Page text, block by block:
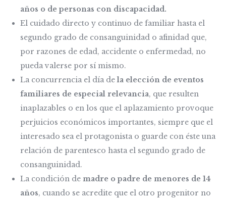
años o de personas con discapacidad.
El cuidado directo y continuo de familiar hasta el
segundo grado de consanguinidad o afinidad que,
por razones de edad, accidente o enfermedad, no
pueda valerse por sí mismo.
La concurrencia el día dela elección de eventos
familiares de especial relevancia, que resulten
inaplazables o en los que el aplazamiento provoque
perjuicios económicos importantes, siempre que el
interesado sea el protagonista o guarde con éste una
relación de parentesco hasta el segundo grado de
consanguinidad.
La condición de madre o padre de menores de 14
años, cuando se acredite que el otro progenitor no